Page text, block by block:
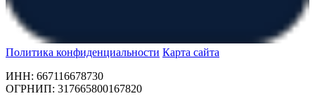
Политика конфиденциальности Карта сайта
ИНН: 667116678730
ОГРНИП: 317665800167820